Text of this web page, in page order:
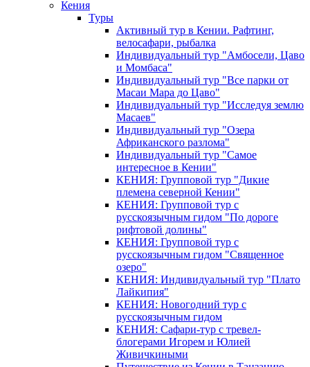
Кения
Туры
Активный тур в Кении. Рафтинг,
велосафари, рыбалка
Индивидуальный тур "Амбосели, Цаво
и Момбаса"
Индивидуальный тур "Все парки от
Масаи Мара до Цаво"
Индивидуальный тур "Исследуя землю
Масаев"
Индивидуальный тур "Озера
Африканского разлома"
Индивидуальный тур "Самое
интересное в Кении"
КЕНИЯ: Групповой тур "Дикие
племена северной Кении"
КЕНИЯ: Групповой тур с
русскоязычным гидом "По дороге
рифтовой долины"
КЕНИЯ: Групповой тур с
русскоязычным гидом "Священное
озеро"
КЕНИЯ: Индивидуальный тур "Плато
Лайкипия"
КЕНИЯ: Новогодний тур с
русскоязычным гидом
КЕНИЯ: Сафари-тур с тревел-
блогерами Игорем и Юлией
Живичкиными